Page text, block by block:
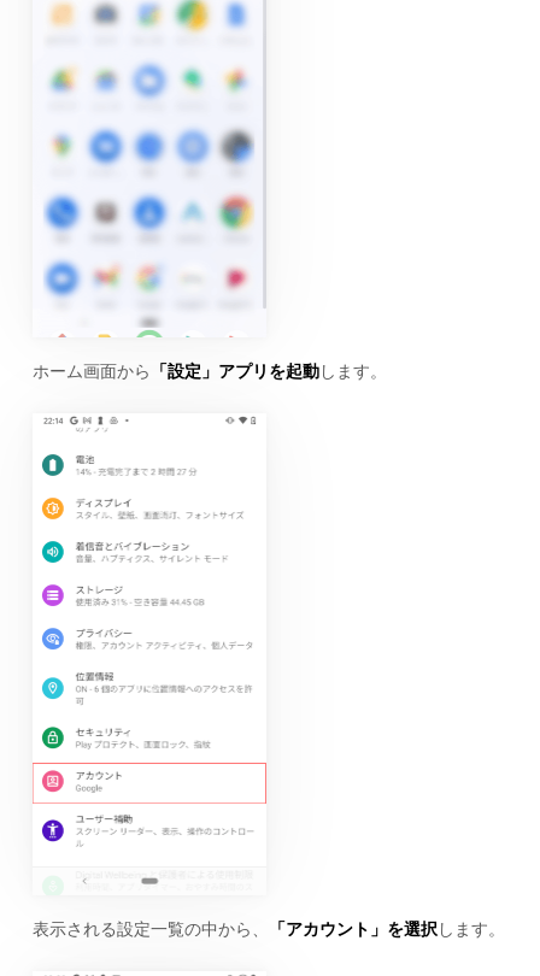
ホーム画面から 「設定」アプリを起動します。
表示される設定一覧の中から、 「アカウント」を選択します。